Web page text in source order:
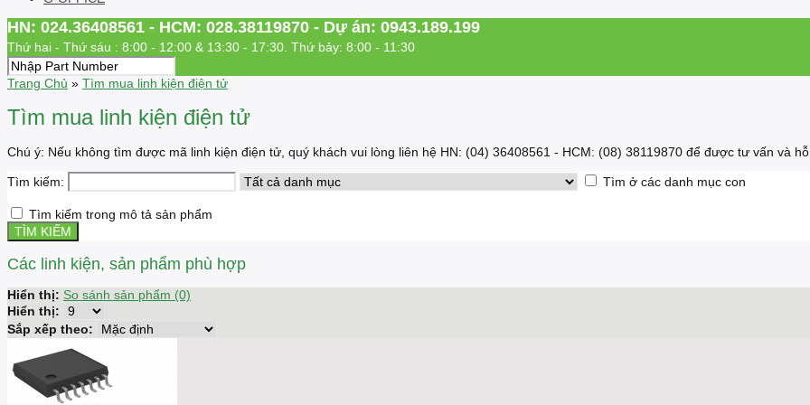
HN: 024.36408561 - HCM: 028.38119870 - Dự án: 0943.189.199
Thứ hai - Thứ sáu : 8:00 - 12:00 & 13:30 - 17:30. Thứ bảy: 8:00 - 11:30
Trang Chủ » Tìm mua linh kiện điện tử
Tìm mua linh kiện điện tử
Chú ý: Nếu không tìm được mã linh kiện điện tử, quý khách vui lòng liên hệ HN: (04) 36408561 - HCM: (08) 38119870 để được tư vấn và
Tìm kiếm: Tìm ở các danh mục con
Tìm kiếm trong mô tả sản phẩm
Các linh kiện, sản phẩm phù hợp
Hiển thị: So sánh sản phẩm (0)
Hiển thị:
Sắp xếp theo: